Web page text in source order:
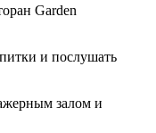
Garden
и послушать
залом и